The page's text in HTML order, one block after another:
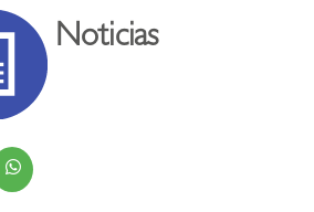
Noticias